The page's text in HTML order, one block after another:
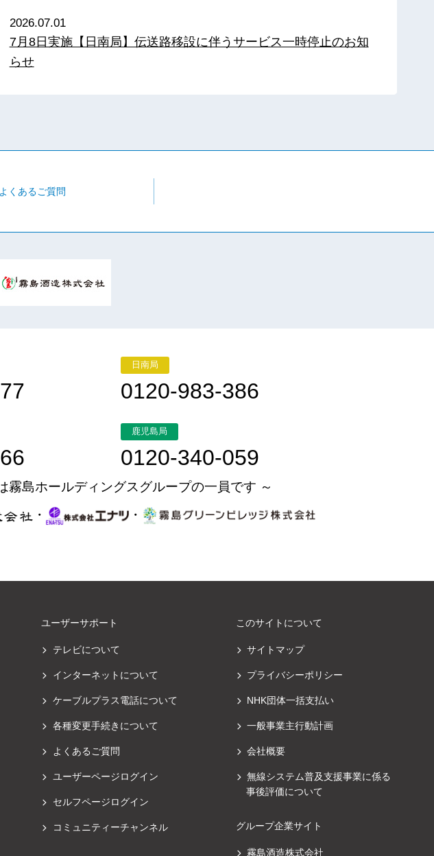
2026.07.01
7月8日実施【日南局】伝送路移設に伴うサービス一時停止のお知
らせ
よくあるご質問
日南局
0120-983-386
鹿児島局
0120-340-059
霧島ホールディングスグループの一員です ～
・
・
ユーザーサポート
テレビについて
インターネットについて
ケーブルプラス電話について
各種変更手続きについて
よくあるご質問
ユーザーページログイン
セルフページログイン
コミュニティーチャンネル
このサイトについて
サイトマップ
プライバシーポリシー
NHK団体一括支払い
一般事業主行動計画
会社概要
無線システム普及支援事業に係る
事後評価について
グループ企業サイト
霧島酒造株式会社